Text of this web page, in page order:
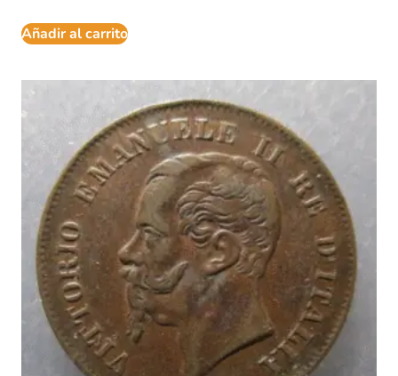
Añadir al carrito